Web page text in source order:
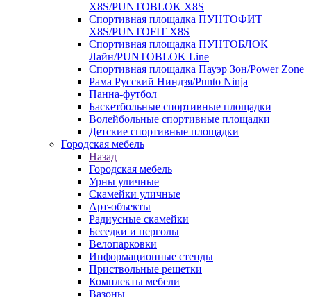
X8S/PUNTOBLOK X8S
Спортивная площадка ПУНТОФИТ
X8S/PUNTOFIT X8S
Спортивная площадка ПУНТОБЛОК
Лайн/PUNTOBLOK Line
Спортивная площадка Пауэр Зон/Power Zone
Рама Русский Ниндзя/Punto Ninja
Панна-футбол
Баскетбольные спортивные площадки
Волейбольные спортивные площадки
Детские спортивные площадки
Городская мебель
Назад
Городская мебель
Урны уличные
Скамейки уличные
Арт-объекты
Радиусные скамейки
Беседки и перголы
Велопарковки
Информационные стенды
Приствольные решетки
Комплекты мебели
Вазоны